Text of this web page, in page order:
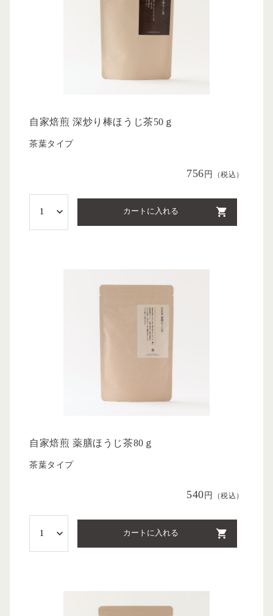
自家焙煎 深炒り棒ほうじ茶50ｇ
茶葉タイプ
756円 （税込）
カートに入れる
自家焙煎 薬膳ほうじ茶80ｇ
茶葉タイプ
540 円 （税込）
カートに入れる